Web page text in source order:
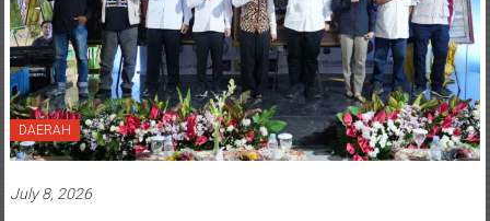
DAERAH
July 8, 2026